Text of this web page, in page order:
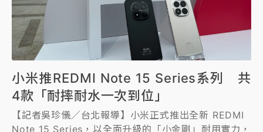
小米推REDMI Note 15 Series系列 共
4款「耐摔耐水一次到位」
【記者吳珍儀／台北報導】小米正式推出全新 REDMI
Note 15 Series，以全面升級的「小金剛」耐用實力，